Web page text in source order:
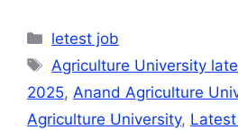
Categories
letest job
Tags
Agriculture University
2025, Anand Agriculture
Agriculture University,